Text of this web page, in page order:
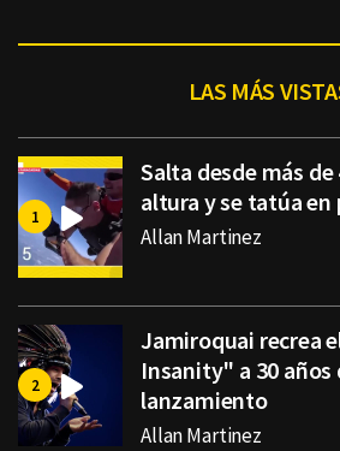
LAS MÁS
Salta desde más
altura y se tatúa en
Allan Martinez
Jamiroquai recrea
Insanity" a 30 años
lanzamiento
Allan Martinez